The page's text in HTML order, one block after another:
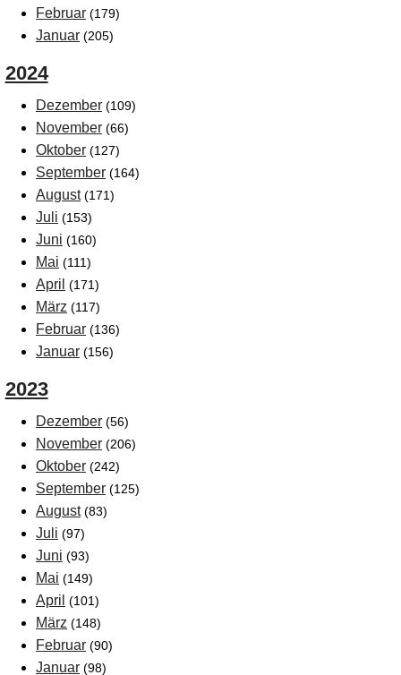
Februar (179)
Januar (205)
2024
Dezember (109)
November (66)
Oktober (127)
September (164)
August (171)
Juli (153)
Juni (160)
Mai (111)
April (171)
März (117)
Februar (136)
Januar (156)
2023
Dezember (56)
November (206)
Oktober (242)
September (125)
August (83)
Juli (97)
Juni (93)
Mai (149)
April (101)
März (148)
Februar (90)
Januar (98)